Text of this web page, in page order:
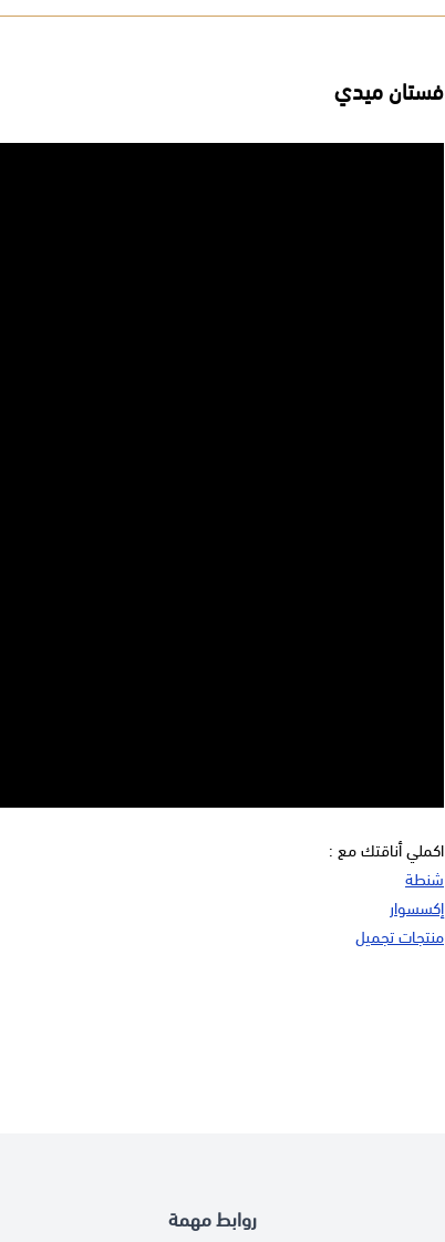
فستان ميدي
اكملي أناقتك مع :
شنطة
إكسسوار
منتجات تجميل
روابط مهمة